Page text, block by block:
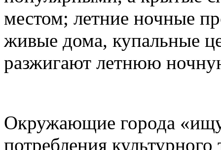
местом; летние ночные
живые дома, купальные
разжигают летнюю
Окружающие города
потребления